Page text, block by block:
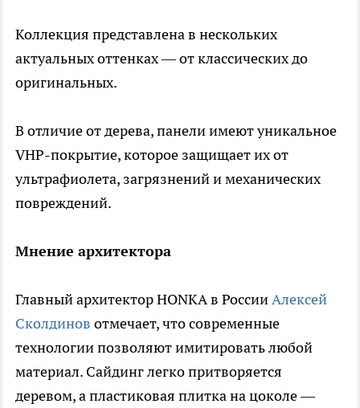
Коллекция представлена в нескольких
актуальных оттенках — от классических до
оригинальных.
В отличие от дерева, панели имеют уникальное
VHP-покрытие, которое защищает их от
ультрафиолета, загрязнений и механических
повреждений.
Мнение архитектора
Главный архитектор HONKA в РоссииАлексей
Сколдинов отмечает, что современные
технологии позволяют имитировать любой
материал. Сайдинг легко притворяется
деревом, а пластиковая плитка на цоколе —